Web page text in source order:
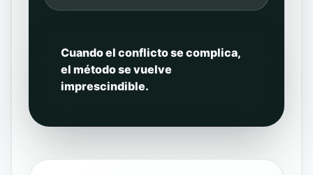
Cuando el conflicto se complica,
el método se vuelve
imprescindible.